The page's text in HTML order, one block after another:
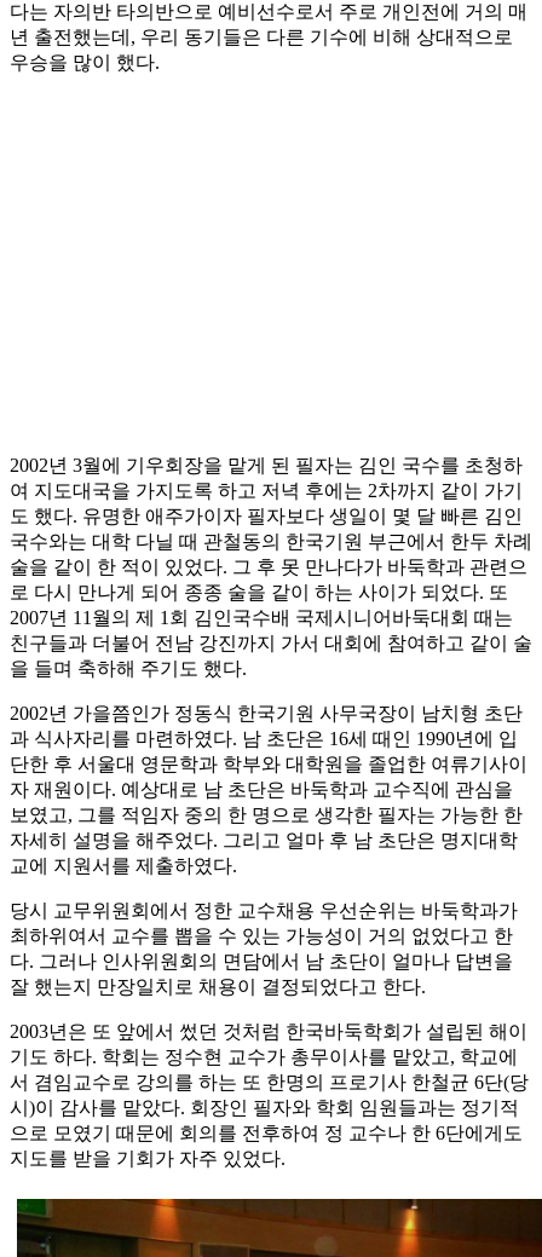
다는 자의반 타의반으로 예비선수로서 주로 개인전에 거의 매
년 출전했는데, 우리 동기들은 다른 기수에 비해 상대적으로
우승을 많이 했다.
2002년 3월에 기우회장을 맡게 된 필자는 김인 국수를 초청하
여 지도대국을 가지도록 하고 저녁 후에는 2차까지 같이 가기
도 했다. 유명한 애주가이자 필자보다 생일이 몇 달 빠른 김인
국수와는 대학 다닐 때 관철동의 한국기원 부근에서 한두 차례
술을 같이 한 적이 있었다. 그 후 못 만나다가 바둑학과 관련으
로 다시 만나게 되어 종종 술을 같이 하는 사이가 되었다. 또
2007년 11월의 제 1회 김인국수배 국제시니어바둑대회 때는
친구들과 더불어 전남 강진까지 가서 대회에 참여하고 같이 술
을 들며 축하해 주기도 했다.
2002년 가을쯤인가 정동식 한국기원 사무국장이 남치형 초단
과 식사자리를 마련하였다. 남 초단은 16세 때인 1990년에 입
단한 후 서울대 영문학과 학부와 대학원을 졸업한 여류기사이
자 재원이다. 예상대로 남 초단은 바둑학과 교수직에 관심을
보였고, 그를 적임자 중의 한 명으로 생각한 필자는 가능한 한
자세히 설명을 해주었다. 그리고 얼마 후 남 초단은 명지대학
교에 지원서를 제출하였다.
당시 교무위원회에서 정한 교수채용 우선순위는 바둑학과가
최하위여서 교수를 뽑을 수 있는 가능성이 거의 없었다고 한
다. 그러나 인사위원회의 면담에서 남 초단이 얼마나 답변을
잘 했는지 만장일치로 채용이 결정되었다고 한다.
2003년은 또 앞에서 썼던 것처럼 한국바둑학회가 설립된 해이
기도 하다. 학회는 정수현 교수가 총무이사를 맡았고, 학교에
서 겸임교수로 강의를 하는 또 한명의 프로기사 한철균 6단(당
시)이 감사를 맡았다. 회장인 필자와 학회 임원들과는 정기적
으로 모였기 때문에 회의를 전후하여 정 교수나 한 6단에게도
지도를 받을 기회가 자주 있었다.